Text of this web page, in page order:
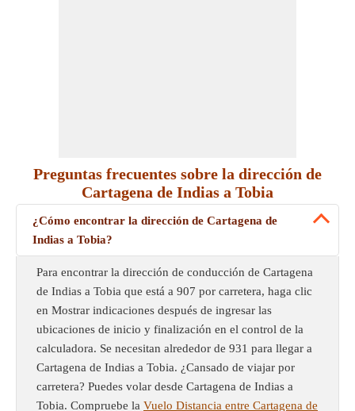
Preguntas frecuentes sobre la dirección de
Cartagena de Indias a Tobia
¿Cómo encontrar la dirección de Cartagena de
Indias a Tobia?
Para encontrar la dirección de conducción de Cartagena
de Indias a Tobia que está a 907 por carretera, haga clic
en Mostrar indicaciones después de ingresar las
ubicaciones de inicio y finalización en el control de la
calculadora. Se necesitan alrededor de 931 para llegar a
Cartagena de Indias a Tobia. ¿Cansado de viajar por
carretera? Puedes volar desde Cartagena de Indias a
Tobia. Compruebe la Vuelo Distancia entre Cartagena de